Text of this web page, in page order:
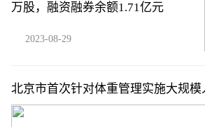
万股，融资融券余额1.71亿元
2023-08-29
北京市首次针对体重管理实施大规模